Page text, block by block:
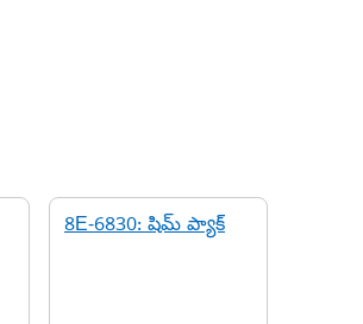
8E-6830: షిమ్ ప్యాక్